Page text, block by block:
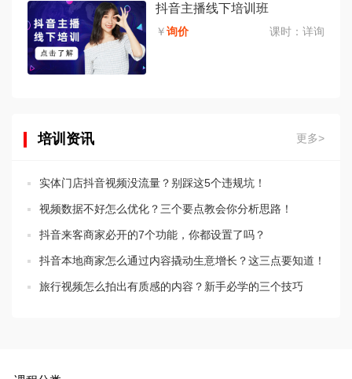
抖音主播线下培训班
￥询价 课时： 详询
培训资讯 更多>
实体门店抖音视频没流量？别踩这5个违规坑！
视频数据不好怎么优化？三个要点教会你分析思路！
抖音来客商家必开的7个功能，你都设置了吗？
抖音本地商家怎么通过内容撬动生意增长？这三点要知道！
旅行视频怎么拍出有质感的内容？新手必学的三个技巧